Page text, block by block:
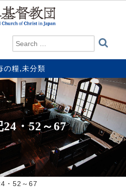
の糧,未分類
・52～67
・52～67